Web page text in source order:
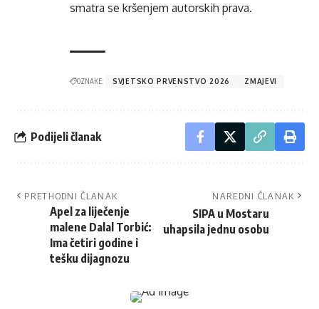
smatra se kršenjem autorskih prava.
OZNAKE: SVJETSKO PRVENSTVO 2026 ZMAJEVI
Podijeli članak
PRETHODNI ČLANAK
Apel za liječenje
malene Dalal Torbić:
Ima četiri godine i
tešku dijagnozu
NAREDNI ČLANAK
SIPA u Mostaru
uhapsila jednu osobu